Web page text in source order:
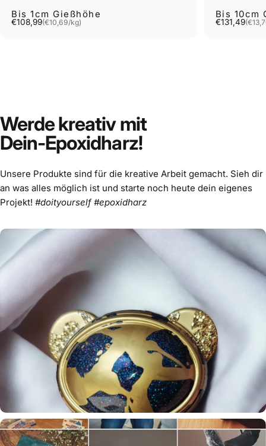
Bis 1cm Gießhöhe
€108,99
Preis pro Stück
(€10,69/
pro kg)
Bis 10cm
€131,49
Preis pro
pro
Werdekreativmit
Dein-Epoxidharz!
Unsere Produkte sind für die kreative Arbeit gemacht. Sieh dir
an was alles möglich ist und starte noch heute dein eigenes
Projekt! #doityourself #epoxidharz